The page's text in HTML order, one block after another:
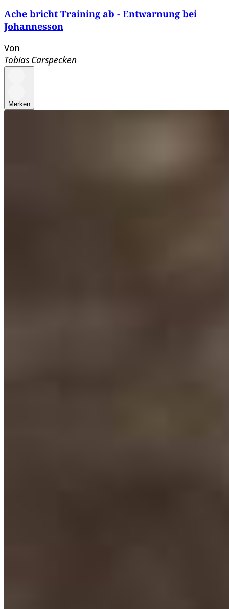
Ache bricht Training ab - Entwarnung bei
Johannesson
Von
Tobias Carspecken
Merken